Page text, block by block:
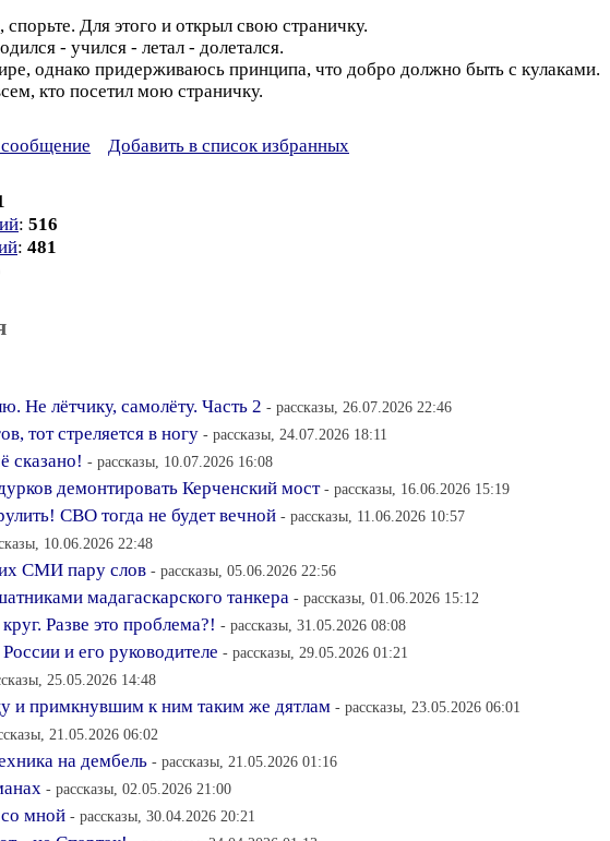
спорьте. Для этого и открыл свою страничку.
- учился - летал - долетался.
однако придерживаюсь принципа, что добро должно быть с кулаками.
кто посетил мою страничку.
Добавить в список избранных
: 516
: 481
Не лётчику, самолёту. Часть 2 - рассказы, 26.07.2026 22:46
тот стреляется в ногу - рассказы, 24.07.2026 18:11
сказано! - рассказы, 10.07.2026 16:08
демонтировать Керченский мост - рассказы, 16.06.2026 15:19
СВО тогда не будет вечной - рассказы, 11.06.2026 10:57
10.06.2026 22:48
СМИ пару слов - рассказы, 05.06.2026 22:56
мадагаскарского танкера - рассказы, 01.06.2026 15:12
Разве это проблема?! - рассказы, 31.05.2026 08:08
и его руководителе - рассказы, 29.05.2026 01:21
25.05.2026 14:48
и примкнувшим к ним таким же дятлам - рассказы, 23.05.2026 06:01
21.05.2026 06:02
на дембель - рассказы, 21.05.2026 01:16
- рассказы, 02.05.2026 21:00
мной - рассказы, 30.04.2026 20:21